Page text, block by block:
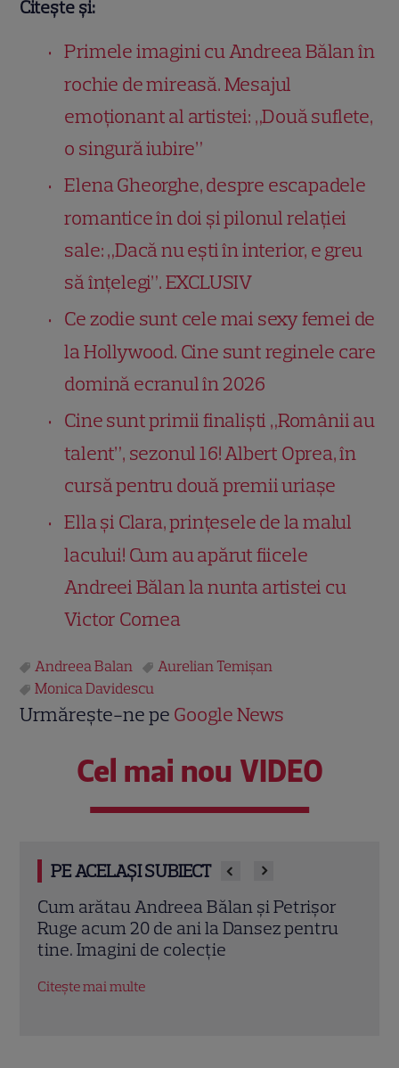
Citește și:
Primele imagini cu Andreea Bălan în
rochie de mireasă. Mesajul
emoționant al artistei: „Două suflete,
o singură iubire”
Elena Gheorghe, despre escapadele
romantice în doi și pilonul relației
sale: „Dacă nu ești în interior, e greu
să înțelegi”. EXCLUSIV
Ce zodie sunt cele mai sexy femei de
la Hollywood. Cine sunt reginele care
domină ecranul în 2026
Cine sunt primii finaliști „Românii au
talent”, sezonul 16! Albert Oprea, în
cursă pentru două premii uriașe
Ella și Clara, prințesele de la malul
lacului! Cum au apărut fiicele
Andreei Bălan la nunta artistei cu
Victor Cornea
Andreea Balan
Aurelian Temişan
Monica Davidescu
Urmărește-ne pe Google News
Cel mai nou VIDEO
PE ACELAȘI SUBIECT
și Petrișor
Dansez pentru
De ce a lipsit, de fapt, Petrișor
nunta dintre Andreea Bălan
Cornea. Ce mesaj a transmis